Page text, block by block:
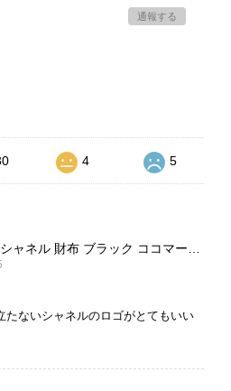
通報する
4 5
たないシャネルのロゴがとてもいい